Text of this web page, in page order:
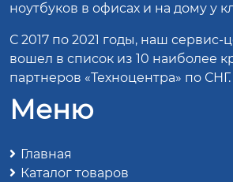
ноутбуков в офисах и на дому у
С 2017 по 2021 годы, наш сервис-
вошел в список из 10 наиболее
партнеров «Техноцентра» по СНГ.
Меню
Главная
Каталог товаров